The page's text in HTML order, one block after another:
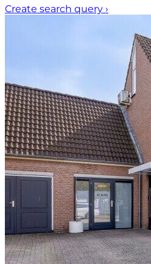
Create search query ›